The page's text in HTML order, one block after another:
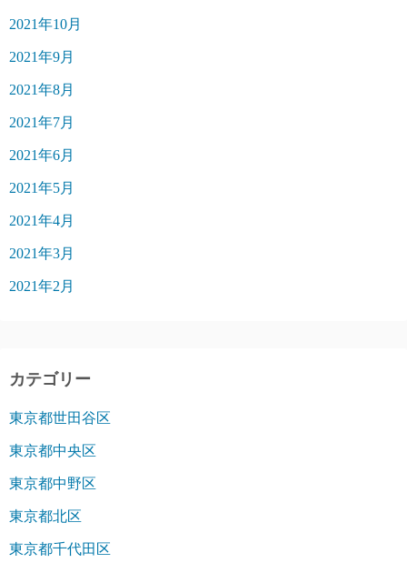
2021年10月
2021年9月
2021年8月
2021年7月
2021年6月
2021年5月
2021年4月
2021年3月
2021年2月
カテゴリー
東京都世田谷区
東京都中央区
東京都中野区
東京都北区
東京都千代田区